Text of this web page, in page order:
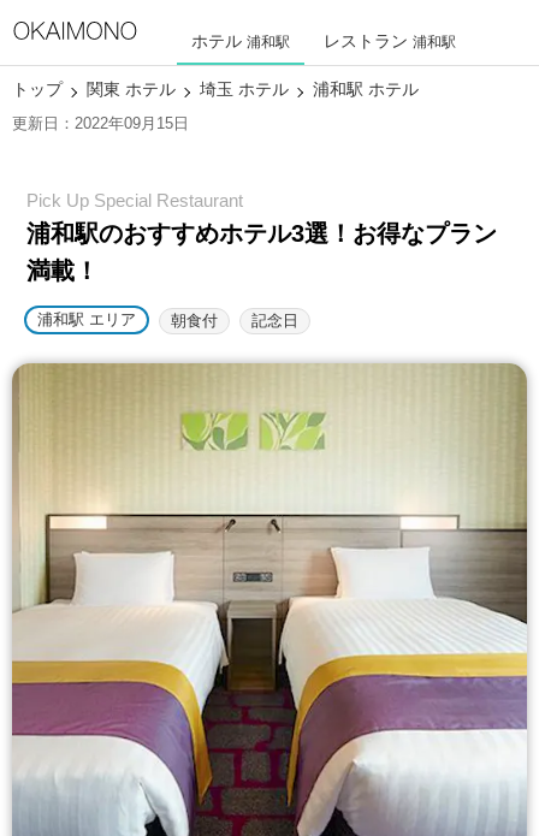
ホテル 浦和駅 レストラン 浦和駅
トップ 関東 ホテル 埼玉 ホテル 浦和駅 ホテル
更新日：2022年09月15日
浦和駅のおすすめホテル3選！ お得なプラン
満載！
浦和駅 エリア 朝食付 記念日